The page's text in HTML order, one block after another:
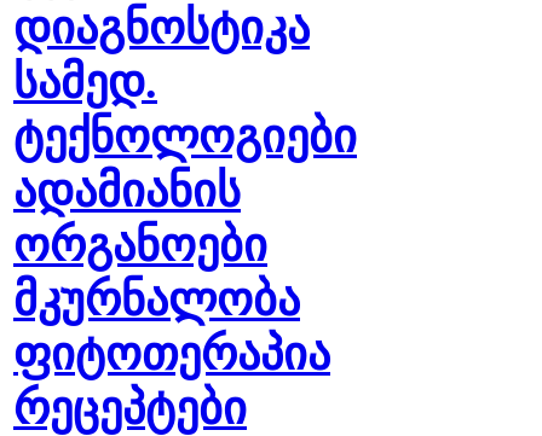
დიაგნოსტიკა
სამედ.
ტექნოლოგიები
ადამიანის
ორგანოები
მკურნალობა
ფიტოთერაპია
რეცეპტები